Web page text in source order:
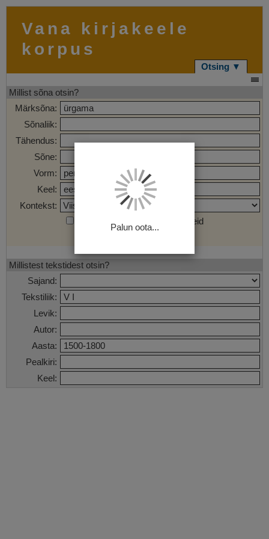
Vana kirjakeele
korpus
Otsing ▼
Millist sõna otsin?
Märksõna:
Sõnaliik:
Tähendus:
Sõne:
Vorm:
Keel:
Kontekst:
Otsi märgendatud sõnaühendeid
Millistest tekstidest otsin?
Sajand:
Tekstiliik:
Levik:
Autor:
Aasta:
Pealkiri:
Keel:
Palun oota...